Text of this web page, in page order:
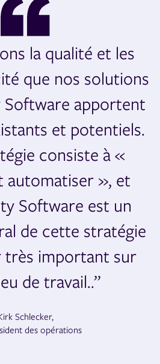
la qualité et les
que nos solutions
apportent
et potentiels.
consiste à «
automatiser », et
Software est un
de cette stratégie
très important sur
de travail..”
Schlecker,
des opérations